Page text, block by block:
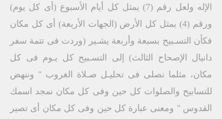
الإله ولعل رقم (7) يمثل كل أيام الأسبوع (أى كل يوم)
ورقم (4) يمثل كل الأرض (الجهات الأربعة) أى كل مكان
فكأن التسـبيح بسبعة وأربعة يشـير (وردت فى تتمة سفر
دانيال الإصحاح الثالث) إلى التسـبيح كل يـوم فى كل
مكان، مثلما نصلى فى تحليـل صـلاة الغروب " وننهض
للتسابيح والصلوات كل حين وفى كل مكان نمجد اسمك
القدوس " ومعنى عبارة كل حين وفى كل مكان أى تصير